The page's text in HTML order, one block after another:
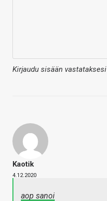
Kirjaudu sisään vastataksesi
Kaotik
4.12.2020
aop sanoi